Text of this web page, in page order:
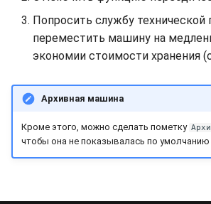
r
Доступность
Безопасность
Интеграция
Эффективность
Lubuntu
OpenSUSE
Oracle Linux
Rocky Linux
Suse
Gateways
Способы подключений
Гайды
Ресурсы
Попросить службу
переместить машину на
экономии стоимости хранения
Архивная машина
Кроме этого, можно сделать пометку
чтобы она не показывалась по умолчанию